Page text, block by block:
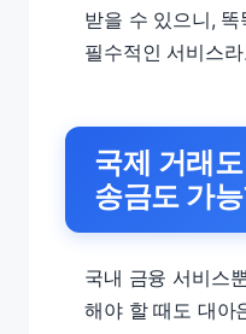
받을 수 있으니,
필수적인 서비스
국제 거래
송금도 가
국내 금융 서비스
해야 할 때도 대아